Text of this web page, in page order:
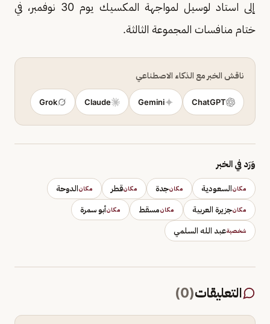
إلى استاد لوسيل لمواجهة المكسيك يوم 30 نوفمبر، في
ختام منافسات المجموعة الثالثة.
ناقش الخبر مع الذكاء الاصطناعي
ChatGPT
Gemini
Claude
Grok
وَرَد في الخبر
مكانالسعودية مكانجدة مكانقطر مكانالدوحة
مكانجزيرة العربية مكانمسقط مكانأبو سمرة
شخصيةعبد الله السلمي
التعليقات(
0
)